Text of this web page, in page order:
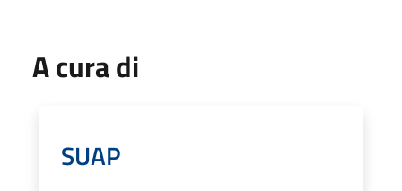
A cura di
SUAP